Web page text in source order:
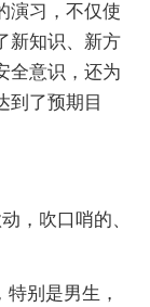
演习，不仅使
新知识、新方
全意识，还为
到了预期目
，吹口哨的、
别是男生，